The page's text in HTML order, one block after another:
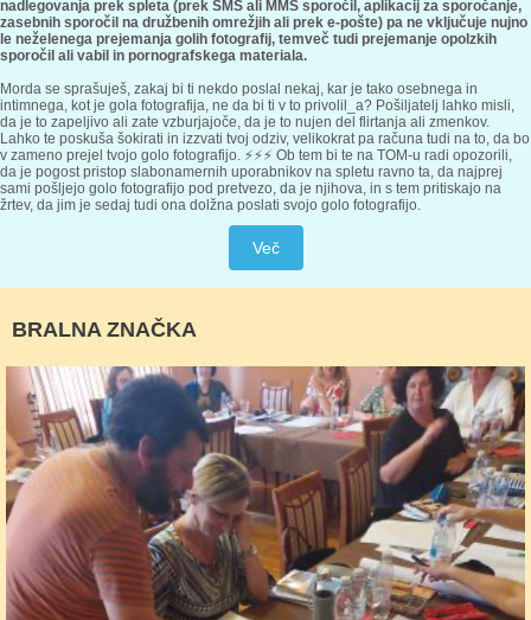
nadlegovanja prek spleta (prek SMS ali MMS sporočil, aplikacij za sporočanje,
zasebnih sporočil na družbenih omrežjih ali prek e-pošte) pa ne vključuje nujno
le neželenega prejemanja golih fotografij, temveč tudi prejemanje opolzkih
sporočil ali vabil in pornografskega materiala.
Morda se sprašuješ, zakaj bi ti nekdo poslal nekaj, kar je tako osebnega in
intimnega, kot je gola fotografija, ne da bi ti v to privolil_a? Pošiljatelj lahko misli,
da je to zapeljivo ali zate vzburjajoče, da je to nujen del flirtanja ali zmenkov.
Lahko te poskuša šokirati in izzvati tvoj odziv, velikokrat pa računa tudi na to, da bo
v zameno prejel tvojo golo fotografijo. ⚡️⚡️⚡️ Ob tem bi te na TOM-u radi opozorili,
da je pogost pristop slabonamernih uporabnikov na spletu ravno ta, da najprej
sami pošljejo golo fotografijo pod pretvezo, da je njihova, in s tem pritiskajo na
žrtev, da jim je sedaj tudi ona dolžna poslati svojo golo fotografijo.
Več
BRALNA ZNAČKA